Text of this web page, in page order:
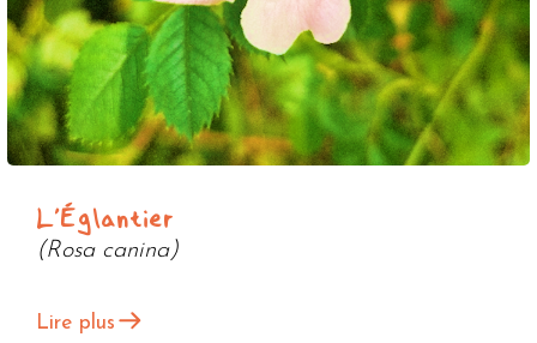
L'Églantier
(Rosa canina)
Lire plus